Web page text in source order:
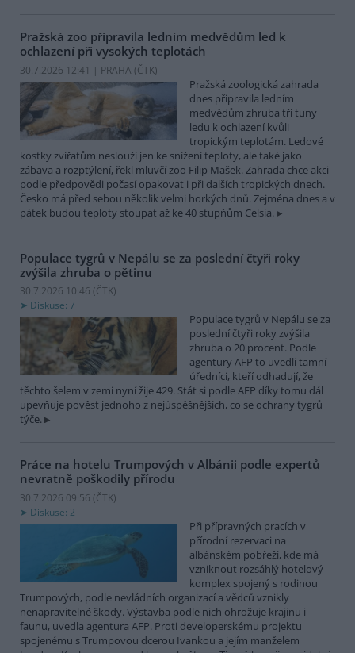
Pražská zoo připravila ledním medvědům led k
ochlazení při vysokých teplotách
30.7.2026 12:41 | PRAHA (ČTK)
Pražská zoologická zahrada
dnes připravila ledním
medvědům zhruba tři tuny
ledu k ochlazení kvůli
tropickým teplotám. Ledové
kostky zvířatům neslouží jen ke snížení teploty, ale také jako
zábava a rozptýlení, řekl mluvčí zoo Filip Mašek. Zahrada chce akci
podle předpovědi počasí opakovat i při dalších tropických dnech.
Česko má před sebou několik velmi horkých dnů. Zejména dnes a v
pátek budou teploty stoupat až ke 40 stupňům Celsia.
Populace tygrů v Nepálu se za poslední čtyři roky
zvýšila zhruba o pětinu
30.7.2026 10:46 (ČTK)
Diskuse: 7
Populace tygrů v Nepálu se za
poslední čtyři roky zvýšila
zhruba o 20 procent. Podle
agentury AFP to uvedli tamní
úředníci, kteří odhadují, že
těchto šelem v zemi nyní žije 429. Stát si podle AFP díky tomu dál
upevňuje pověst jednoho z nejúspěšnějších, co se ochrany tygrů
týče.
Práce na hotelu Trumpových v Albánii podle expertů
nevratně poškodily přírodu
30.7.2026 09:56 (ČTK)
Diskuse: 2
Při přípravných pracích v
přírodní rezervaci na
albánském pobřeží, kde má
vzniknout rozsáhlý hotelový
komplex spojený s rodinou
Trumpových, podle nevládních organizací a vědců vznikly
nenapravitelné škody. Výstavba podle nich ohrožuje krajinu i
faunu, uvedla agentura AFP. Proti developerskému projektu
spojenému s Trumpovou dcerou Ivankou a jejím manželem